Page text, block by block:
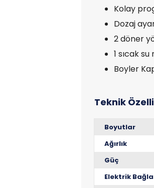
Kolay
Dozaj
2 döner
1 sıcak
Boyler
Boyutlar
Ağırlık
Güç
Elektrik